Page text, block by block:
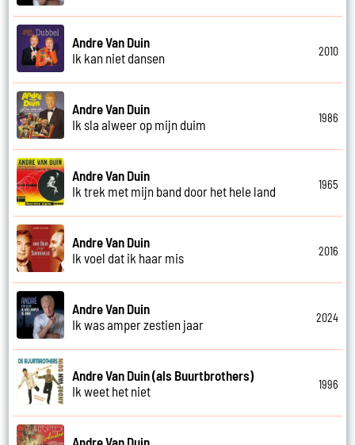
Andre Van Duin
Ik kan niet dansen
2010
Andre Van Duin
Ik sla alweer op mijn duim
1986
Andre Van Duin
Ik trek met mijn band door het hele land
1965
Andre Van Duin
Ik voel dat ik haar mis
2016
Andre Van Duin
Ik was amper zestien jaar
2024
Andre Van Duin (als Buurtbrothers)
Ik weet het niet
1996
Andre Van Duin